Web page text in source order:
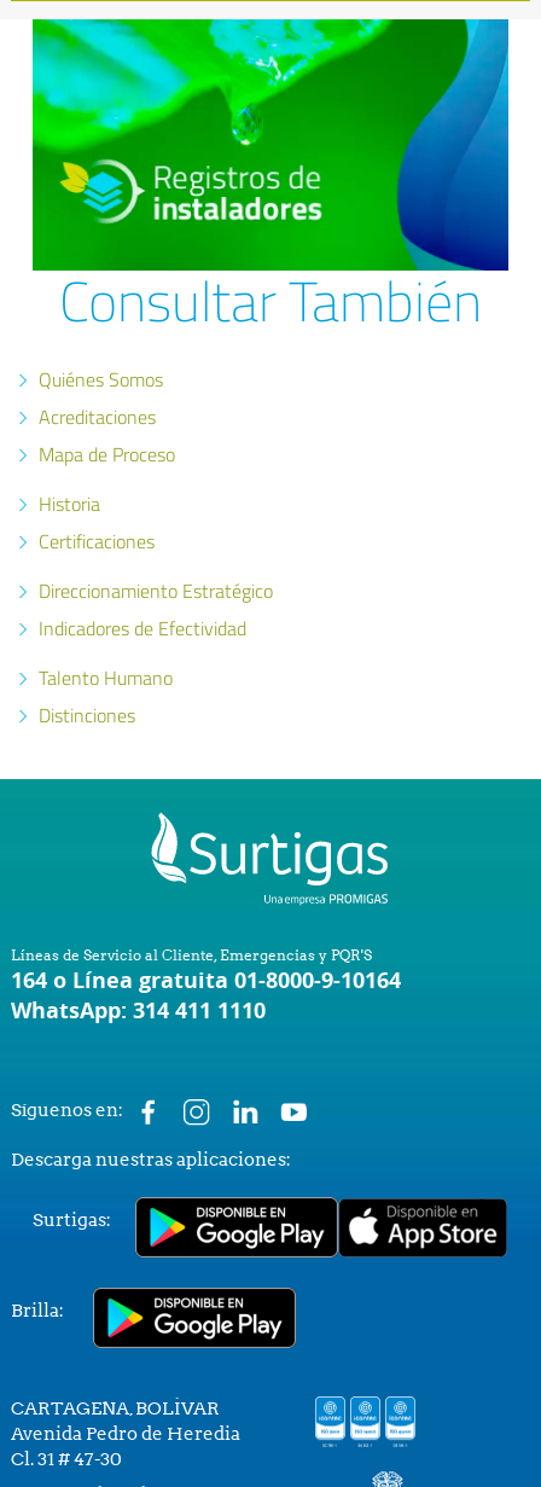
Consultar También
Quiénes Somos
Acreditaciones
Mapa de Proceso
Historia
Certificaciones
Direccionamiento Estratégico
Indicadores de Efectividad
Talento Humano
Distinciones
Líneas de Servicio al Cliente, Emergencias y PQR'S
164 o Línea gratuita 01-8000-9-10164
WhatsApp: 314 411 1110
Síguenos en:
Descarga nuestras aplicaciones:
Surtigas:
Brilla:
CARTAGENA, BOLÍVAR
Avenida Pedro de Heredia
Cl. 31 # 47-30